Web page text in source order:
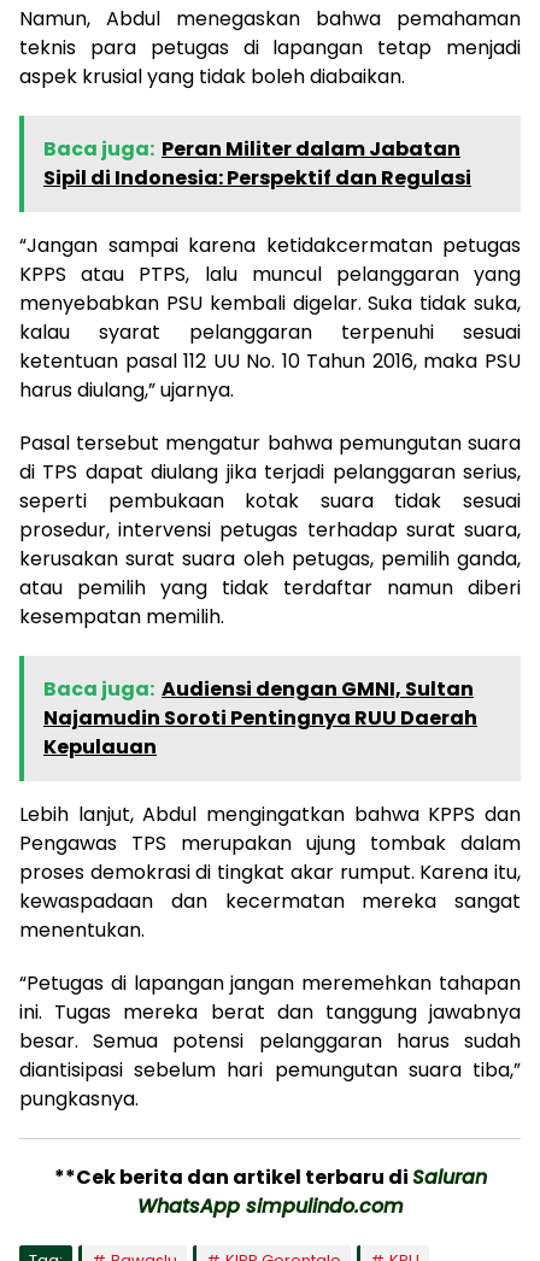
Namun, Abdul menegaskan bahwa pemahaman
teknis para petugas di lapangan tetap menjadi
aspek krusial yang tidak boleh diabaikan.
Baca juga: Peran Militer dalam Jabatan
Sipil di Indonesia: Perspektif dan Regulasi
“Jangan sampai karena ketidakcermatan petugas
KPPS atau PTPS, lalu muncul pelanggaran yang
menyebabkan PSU kembali digelar. Suka tidak suka,
kalau syarat pelanggaran terpenuhi sesuai
ketentuan pasal 112 UU No. 10 Tahun 2016, maka PSU
harus diulang,” ujarnya.
Pasal tersebut mengatur bahwa pemungutan suara
di TPS dapat diulang jika terjadi pelanggaran serius,
seperti pembukaan kotak suara tidak sesuai
prosedur, intervensi petugas terhadap surat suara,
kerusakan surat suara oleh petugas, pemilih ganda,
atau pemilih yang tidak terdaftar namun diberi
kesempatan memilih.
Baca juga: Audiensi dengan GMNI, Sultan
Najamudin Soroti Pentingnya RUU Daerah
Kepulauan
Lebih lanjut, Abdul mengingatkan bahwa KPPS dan
Pengawas TPS merupakan ujung tombak dalam
proses demokrasi di tingkat akar rumput. Karena itu,
kewaspadaan dan kecermatan mereka sangat
menentukan.
“Petugas di lapangan jangan meremehkan tahapan
ini. Tugas mereka berat dan tanggung jawabnya
besar. Semua potensi pelanggaran harus sudah
diantisipasi sebelum hari pemungutan suara tiba,”
pungkasnya.
**Cek berita dan artikel terbaru diSaluran
WhatsApp simpulindo.com